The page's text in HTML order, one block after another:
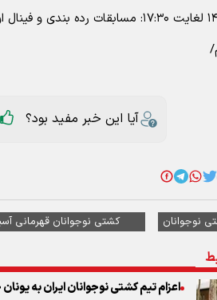
آیا این خبر مفید بود؟
نوجوانان کشتی نوجوانان قهرمانی
اعزام تیم کشتی نوجوانان ایران به